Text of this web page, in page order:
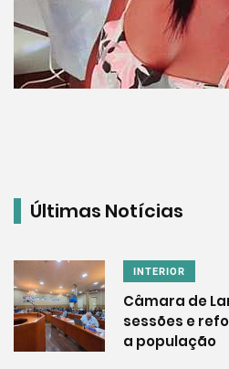
Últimas Notícias
INTERIOR
Câmara de
sessões e
a população